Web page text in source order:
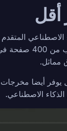
قراءة